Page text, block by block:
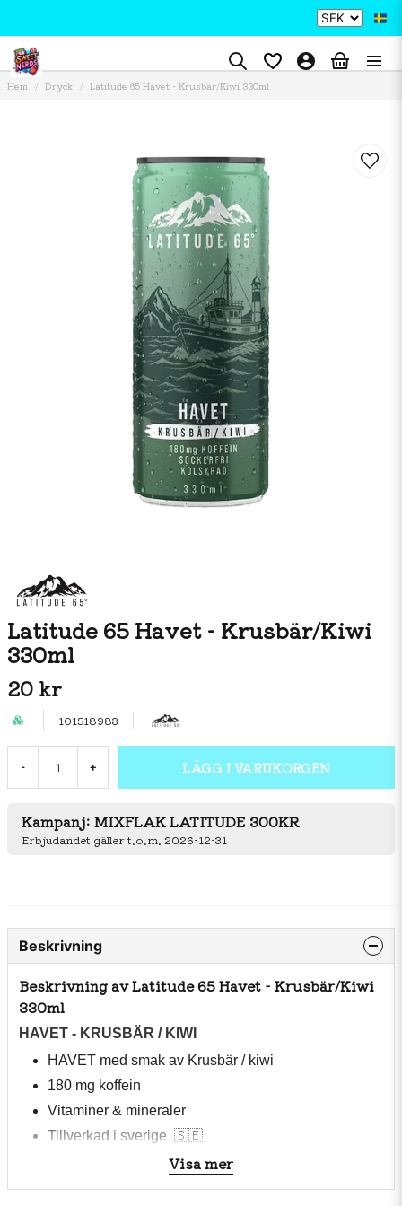
Hem Dryck Latitude 65 Havet - Krusbär/Kiwi 330ml
Latitude 65 Havet - Krusbär/Kiwi
330ml
20 kr
101518983
- + LÄGG I VARUKORGEN
Kampanj: MIXFLAK LATITUDE 300KR
Erbjudandet gäller t.o.m. 2026-12-31
Beskrivning
Beskrivning av Latitude 65 Havet - Krusbär/Kiwi
330ml
HAVET - KRUSBÄR / KIWI
HAVET med smak av Krusbär / kiwi
180 mg koffein
Vitaminer & mineraler
Tillverkad i sverige 🇸🇪
Visa mer